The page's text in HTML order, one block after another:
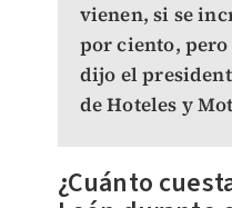
vienen, si se
por ciento, pero
dijo el
de Hoteles y
¿Cuánto